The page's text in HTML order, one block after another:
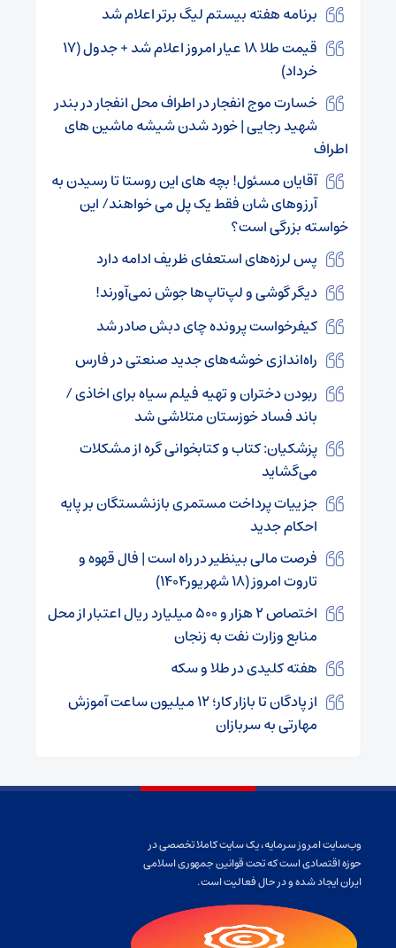
برنامه هفته بیستم لیگ برتر اعلام شد
قیمت طلا ۱۸ عیار امروز اعلام شد + جدول (۱۷
خرداد)
خسارت موج انفجار در اطراف محل انفجار در بندر
شهید رجایی | خورد شدن شیشه ماشین های
اطراف
آقایان مسئول! بچه های این روستا تا رسیدن به
آرزوهای شان فقط یک پل می خواهند/ این
خواسته بزرگی است؟
پس لرزه‌های استعفای ظریف ادامه دارد
دیگر گوشی‌ و لپ‌تاپ‌ها جوش نمی‌آورند!
کیفرخواست پرونده چای دبش صادر شد
راه‌اندازی خوشه‌های جدید صنعتی در فارس
ربودن دختران و تهیه فیلم سیاه برای اخاذی /
باند فساد خوزستان متلاشی شد
پزشکیان: کتاب و کتابخوانی گره از مشکلات
می‌گشاید
جزییات پرداخت مستمری بازنشستگان بر پایه
احکام جدید
فرصت مالی بینظیر در راه است | فال قهوه و
تاروت امروز (۱۸ شهریور۱۴۰۴)
اختصاص ۲ هزار و ۵۰۰ میلیارد ریال اعتبار از محل
منابع وزارت نفت به زنجان
هفته کلیدی در طلا و سکه
از پادگان تا بازار کار؛ ۱۲ میلیون ساعت آموزش
مهارتی به سربازان
وب‌سایت امروز سرمایه، یک سایت کاملا تخصصی در
حوزه اقتصادی است که تحت قوانین جمهوری اسلامی
ایران ایجاد شده و در حال فعالیت است.